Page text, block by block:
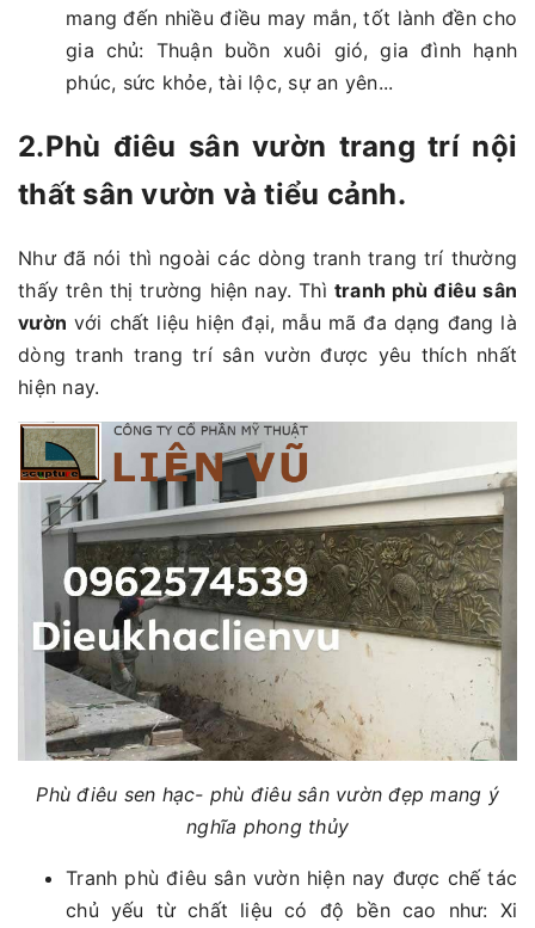
mang đến nhiều điều may mắn, tốt lành đền cho
gia chủ: Thuận buồn xuôi gió, gia đình hạnh
phúc, sức khỏe, tài lộc, sự an yên...
2.Phù điêu sân vườn trang trí nội
thất sân vườn và tiểu cảnh.
Như đã nói thì ngoài các dòng tranh trang trí thường
thấy trên thị trường hiện nay. Thì tranh phù điêu sân
vườn với chất liệu hiện đại, mẫu mã đa dạng đang là
dòng tranh trang trí sân vườn được yêu thích nhất
hiện nay.
Phù điêu sen hạc- phù điêu sân vườn đẹp mang ý
nghĩa phong thủy
Tranh phù điêu sân vườn hiện nay được chế tác
chủ yếu từ chất liệu có độ bền cao như: Xi